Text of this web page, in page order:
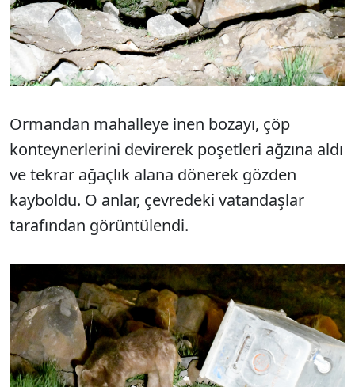
Ormandan mahalleye inen bozayı, çöp
konteynerlerini devirerek poşetleri ağzına aldı
ve tekrar ağaçlık alana dönerek gözden
kayboldu. O anlar, çevredeki vatandaşlar
tarafından görüntülendi.